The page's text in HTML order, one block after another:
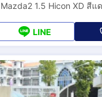
1.5 Hicon XD สีแ
LINE